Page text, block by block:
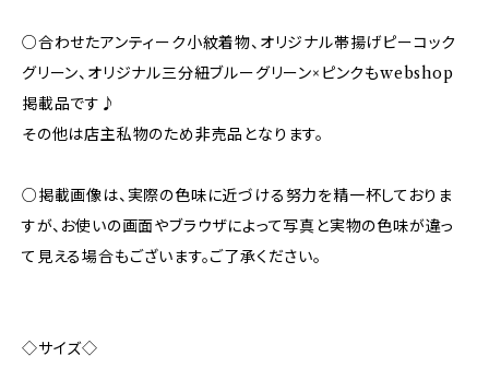
○合わせたアンティーク小紋着物、オリジナル帯揚げピーコック
グリーン、オリジナル三分紐ブルーグリーン×ピンクもwebshop
掲載品です♪
その他は店主私物のため非売品となります。
○掲載画像は、実際の色味に近づける努力を精一杯しておりま
すが、お使いの画面やブラウザによって写真と実物の色味が違っ
て見える場合もございます。ご了承ください。
◇サイズ◇